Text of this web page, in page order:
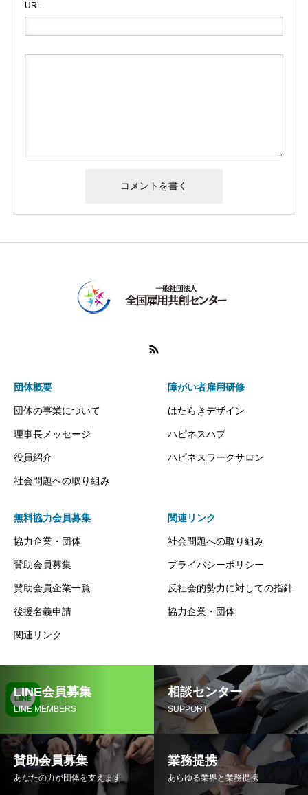
URL
団体概要
団体の事業について
理事長メッセージ
役員紹介
社会問題への取り組み
障がい者雇用研修
はたらきデザイン
ハピネスハブ
ハピネスワークサロン
無料協力会員募集
協力企業・団体
賛助会員募集
賛助会員企業一覧
後援名義申請
関連リンク
関連リンク
社会問題への取り組み
プライバシーポリシー
反社会的勢力に対しての指針
協力企業・団体
LINE会員募集
LINE MEMBERS
相談センター
SUPPORT
賛助会員募集
あなたの力が団体を支えます
業務提携
あらゆる業界と業務提携